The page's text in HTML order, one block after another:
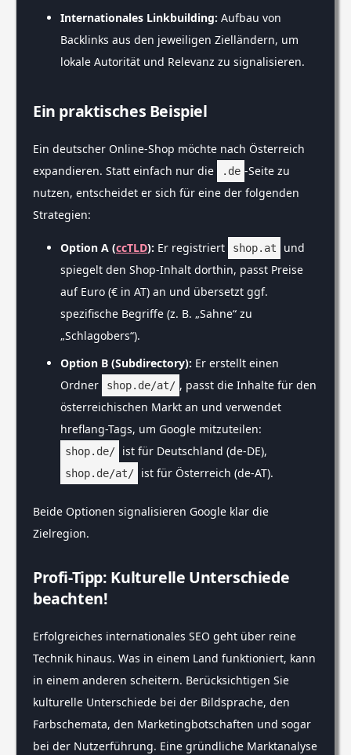
Internationales Linkbuilding: Aufbau von
Backlinks aus den jeweiligen Zielländern, um
lokale Autorität und Relevanz zu signalisieren.
Ein praktisches Beispiel
Ein deutscher Online-Shop möchte nach Österreich
expandieren. Statt einfach nur die
.de -Seite zu
nutzen, entscheidet er sich für eine der folgenden
Strategien:
Option A (ccTLD): Er registriert shop.at
und
spiegelt den Shop-Inhalt dorthin, passt Preise
auf Euro (€ in AT) an und übersetzt ggf.
spezifische Begriffe (z. B. „Sahne“ zu
„Schlagobers“).
Option B (Subdirectory): Er erstellt einen
Ordner
shop.de/at/ , passt die Inhalte für den
österreichischen Markt an und verwendet
hreflang-Tags, um Google mitzuteilen:
shop.de/ ist für Deutschland (de-DE),
shop.de/at/ ist für Österreich (de-AT).
Beide Optionen signalisieren Google klar die
Zielregion.
Profi-Tipp: Kulturelle Unterschiede
beachten!
Erfolgreiches internationales SEO geht über reine
Technik hinaus. Was in einem Land funktioniert, kann
in einem anderen scheitern. Berücksichtigen Sie
kulturelle Unterschiede bei der Bildsprache, den
Farbschemata, den Marketingbotschaften und sogar
bei der Nutzerführung. Eine gründliche Marktanalyse